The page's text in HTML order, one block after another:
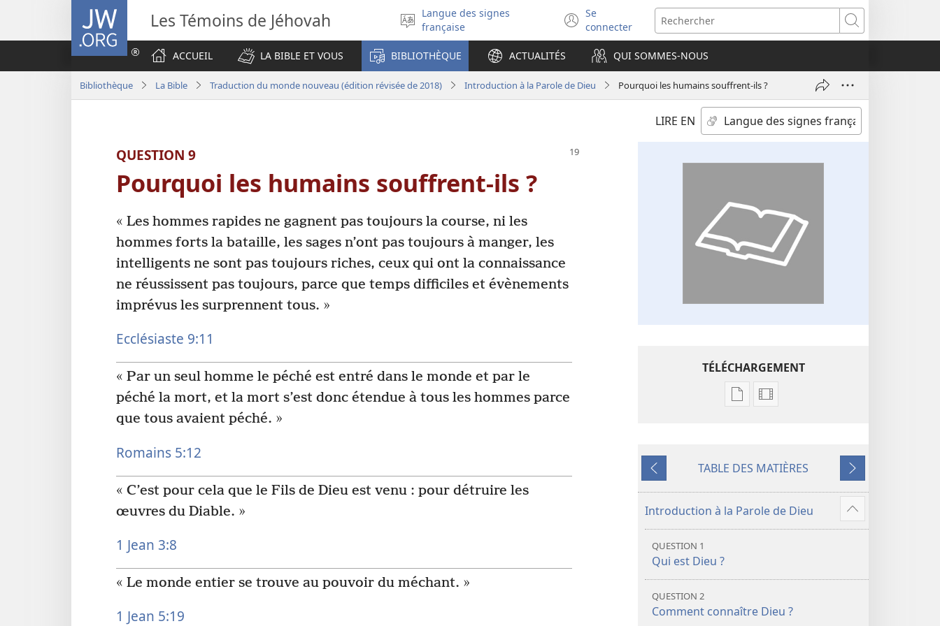
JW.ORG
Les Témoins de Jéhovah
la
langue
Langue des signes
française
Se
connecter
(ouvre
une
nouvelle
fenêtre)
Rechercher
ACCUEIL LA BIBLE ET VOUS BIBLIOTHÈQUE ACTUALITÉS QUI SOMMES-NOUS
Bibliothèque La Bible Traduction du monde nouveau (édition révisée de 2018) Introduction à la Parole de Dieu Pourquoi les humains souffrent-​ils ?
LIRE EN
QUESTION 9
Pourquoi les humains souffrent-​ils ?
« Les hommes rapides ne gagnent pas toujours la course, ni les
hommes forts la bataille, les sages n’ont pas toujours à manger, les
intelligents ne sont pas toujours riches, ceux qui ont la connaissance
ne réussissent pas toujours, parce que temps difficiles et évènements
imprévus les surprennent tous. »
Ecclésiaste 9:11
« Par un seul homme le péché est entré dans le monde et par le
péché la mort, et la mort s’est donc étendue à tous les hommes parce
que tous avaient péché. »
Romains 5:12
« C’est pour cela que le Fils de Dieu est venu : pour détruire les
œuvres du Diable. »
1 Jean 3:8
« Le monde entier se trouve au pouvoir du méchant. »
1 Jean 5:19
TÉLÉCHARGEMENT
Options
publications
La
Bible.
(édition
révisée
Options
vidéos
Bible.
Traduction
révisée
de
Précédent
TABLE DES MATIÈRES
Suivant
Introduction à la Parole de Dieu
Voir
plus
QUESTION 1
Qui est Dieu ?
QUESTION 2
Comment connaître Dieu ?